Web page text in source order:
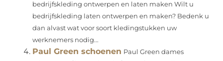
bedrijfskleding ontwerpen en laten maken Wilt u
bedrijfskleding laten ontwerpen en maken? Bedenk u
dan alvast wat voor soort kledingstukken uw
werknemers nodig...
Paul Green schoenen Paul Green dames